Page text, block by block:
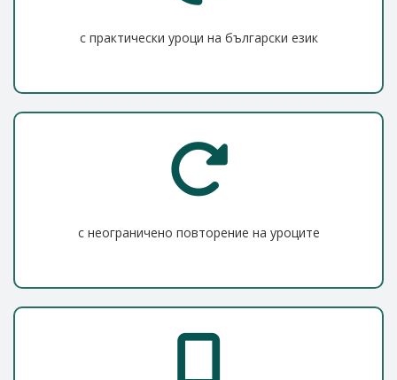
с практически уроци на български език
с неограничено повторение на уроците